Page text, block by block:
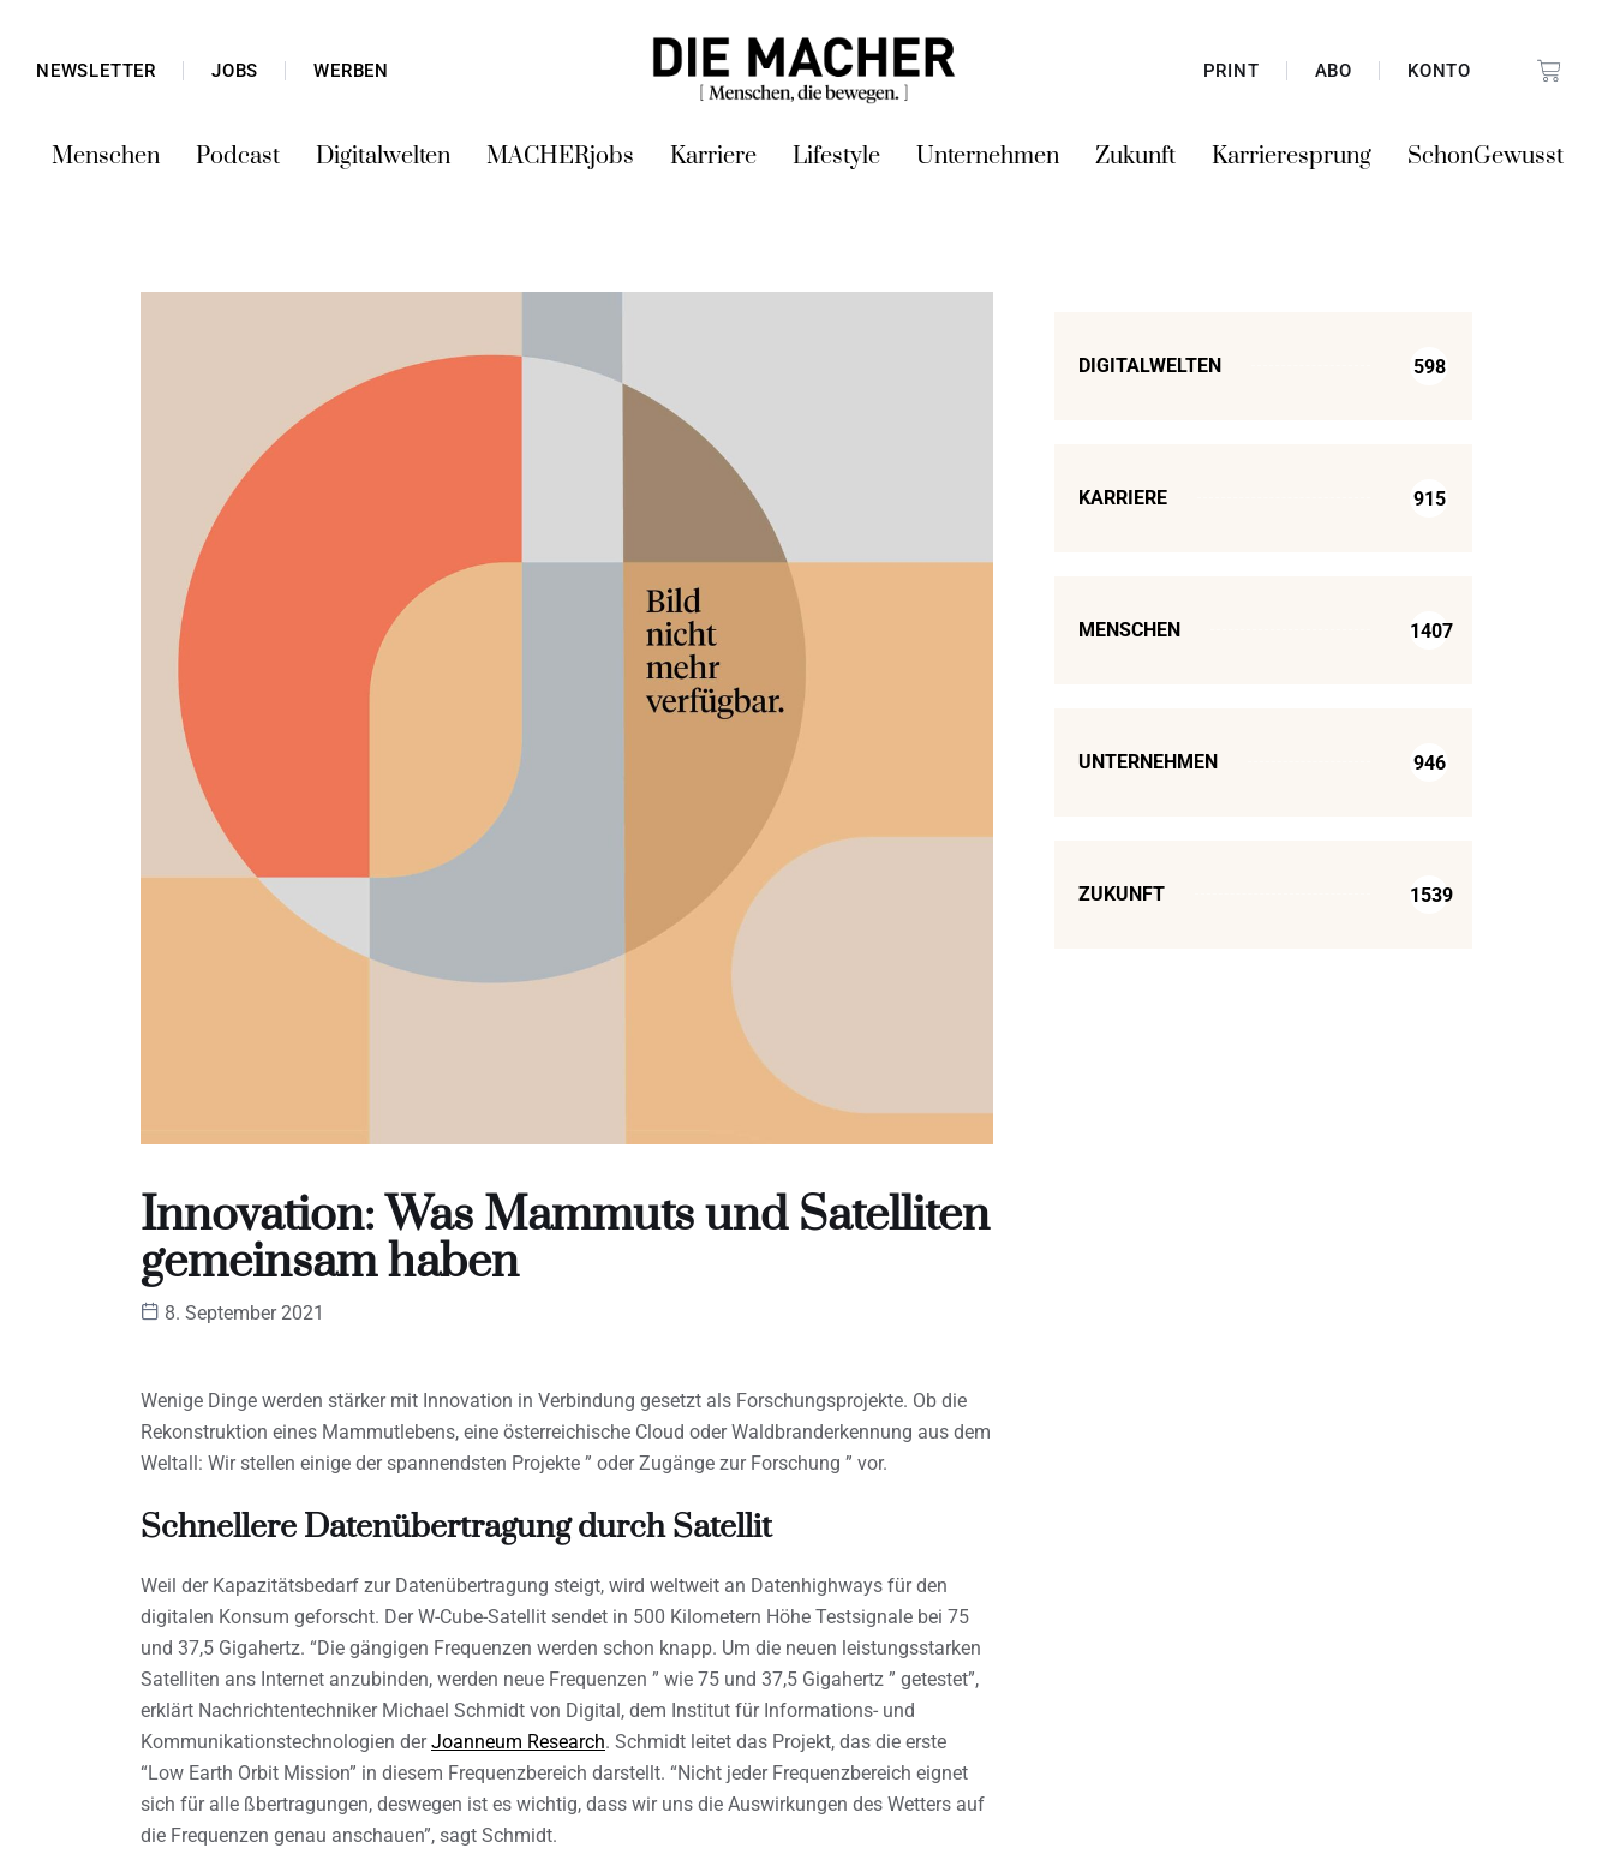
NEWSLETTER JOBS WERBEN PRINT ABO KONTO
Menschen Podcast Digitalwelten MACHERjobs Karriere Lifestyle Unternehmen Zukunft Karrieresprung SchonGewusst
Innovation: Was Mammuts und Satelliten
gemeinsam haben
8. September 2021
Wenige Dinge werden stärker mit Innovation in Verbindung gesetzt als Forschungsprojekte. Ob die
Rekonstruktion eines Mammutlebens, eine österreichische Cloud oder Waldbranderkennung aus dem
Weltall: Wir stellen einige der spannendsten Projekte ” oder Zugänge zur Forschung ” vor.
Schnellere Datenübertragung durch Satellit
Weil der Kapazitätsbedarf zur Datenübertragung steigt, wird weltweit an Datenhighways für den
digitalen Konsum geforscht. Der W-Cube-Satellit sendet in 500 Kilometern Höhe Testsignale bei 75
und 37,5 Gigahertz. “Die gängigen Frequenzen werden schon knapp. Um die neuen leistungsstarken
Satelliten ans Internet anzubinden, werden neue Frequenzen ” wie 75 und 37,5 Gigahertz ” getestet”,
erklärt Nachrichtentechniker Michael Schmidt von Digital, dem Institut für Informations- und
Kommunikationstechnologien derJoanneum Research. Schmidt leitet das Projekt, das die erste
“Low Earth Orbit Mission” in diesem Frequenzbereich darstellt. “Nicht jeder Frequenzbereich eignet
sich für alle ßbertragungen, deswegen ist es wichtig, dass wir uns die Auswirkungen des Wetters auf
die Frequenzen genau anschauen”, sagt Schmidt.
DIGITALWELTEN 598
KARRIERE 915
MENSCHEN 1407
UNTERNEHMEN 946
ZUKUNFT 1539